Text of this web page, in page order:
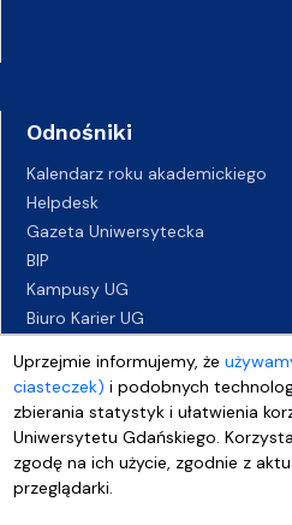
Uprzejmie informujemy, że
ciasteczek) i podobnych
zbierania statystyk i ułatwienia
Uniwersytetu Gdańskiego.
zgodę na ich użycie, zgodnie z
przeglądarki.
Odnośniki
Kalendarz roku akademickiego
Helpdesk
Gazeta Uniwersytecka
BIP
Kampusy UG
Biuro Karier UG
Deklaracja dostępności